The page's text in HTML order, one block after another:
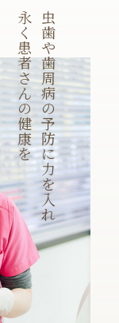
永
く
患
者
さ
ん
の
健
康
を
虫
歯
や
歯
周
病
の
予
防
に
力
を
入
れ